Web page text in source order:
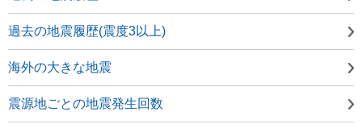
過去の地震履歴(震度3以上)
海外の大きな地震
震源地ごとの地震発生回数